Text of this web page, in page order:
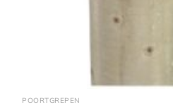
POORTGREPEN